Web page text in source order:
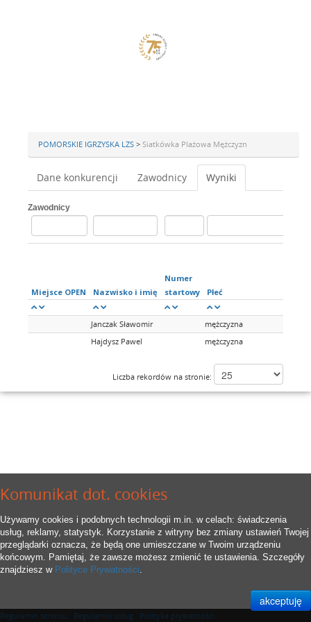
Komunikat dot. cookies
Używamy cookies i podobnych technologii m.in. w celach: świadczenia
usług, reklamy, statystyk. Korzystanie z witryny bez zmiany ustawień Twojej
przeglądarki oznacza, że będą one umieszczane w Twoim urządzeniu
końcowym. Pamiętaj, że zawsze możesz zmienić te ustawienia. Szczegóły
znajdziesz w Polityce Prywatności.
POMORSKIE IGRZYSKA LZS > Siatkówka Plażowa Mężczyzn
Dane konkurencji Zawodnicy Wyniki
Zawodnicy
Miejsce OPEN Nazwisko i imię
Numer
startowy
Płeć
Janczak Sławomir
mężczyzna
Hajdysz Pawel
mężczyzna
Liczba rekordów na stronie:
Regulamin serwisu Regulamin usług Polityka prywatności